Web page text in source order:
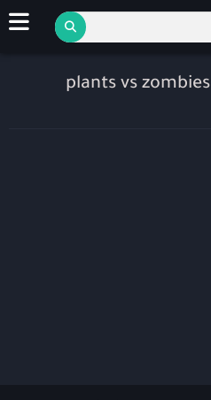
ضع الكلمة المناسبة: plants vs zombies